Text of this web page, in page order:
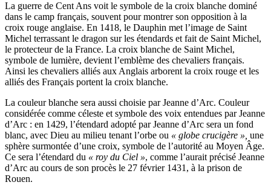
La guerre de Cent Ans voit le symbole de la croix blanche dominé
dans le camp français, souvent pour montrer son opposition à la
croix rouge anglaise. En 1418, le Dauphin met l’image de Saint
Michel terrassant le dragon sur les étendards et fait de Saint Michel,
le protecteur de la France. La croix blanche de Saint Michel,
symbole de lumière, devient l’emblème des chevaliers français.
Ainsi les chevaliers alliés aux Anglais arborent la croix rouge et les
alliés des Français portent la croix blanche.
La couleur blanche sera aussi choisie par Jeanne d’Arc. Couleur
considérée comme céleste et symbole des voix entendues par Jeanne
d’Arc : en 1429, l’étendard adopté par Jeanne d’Arc sera un fond
blanc, avec Dieu au milieu tenant l’orbe ou « globe crucigère », une
sphère surmontée d’une croix, symbole de l’autorité au Moyen Âge.
Ce sera l’étendard du « roy du Ciel », comme l’aurait précisé Jeanne
d’Arc au cours de son procès le 27 février 1431, à la prison de
Rouen.